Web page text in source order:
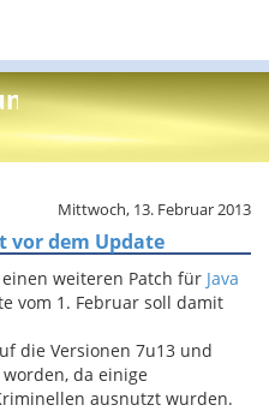
Info
Mittwoch, 13. Februar 2013
vor dem Update
weiteren Patch für Java
vom 1. Februar soll damit
die Versionen 7u13 und
da einige
ausnutzt wurden.